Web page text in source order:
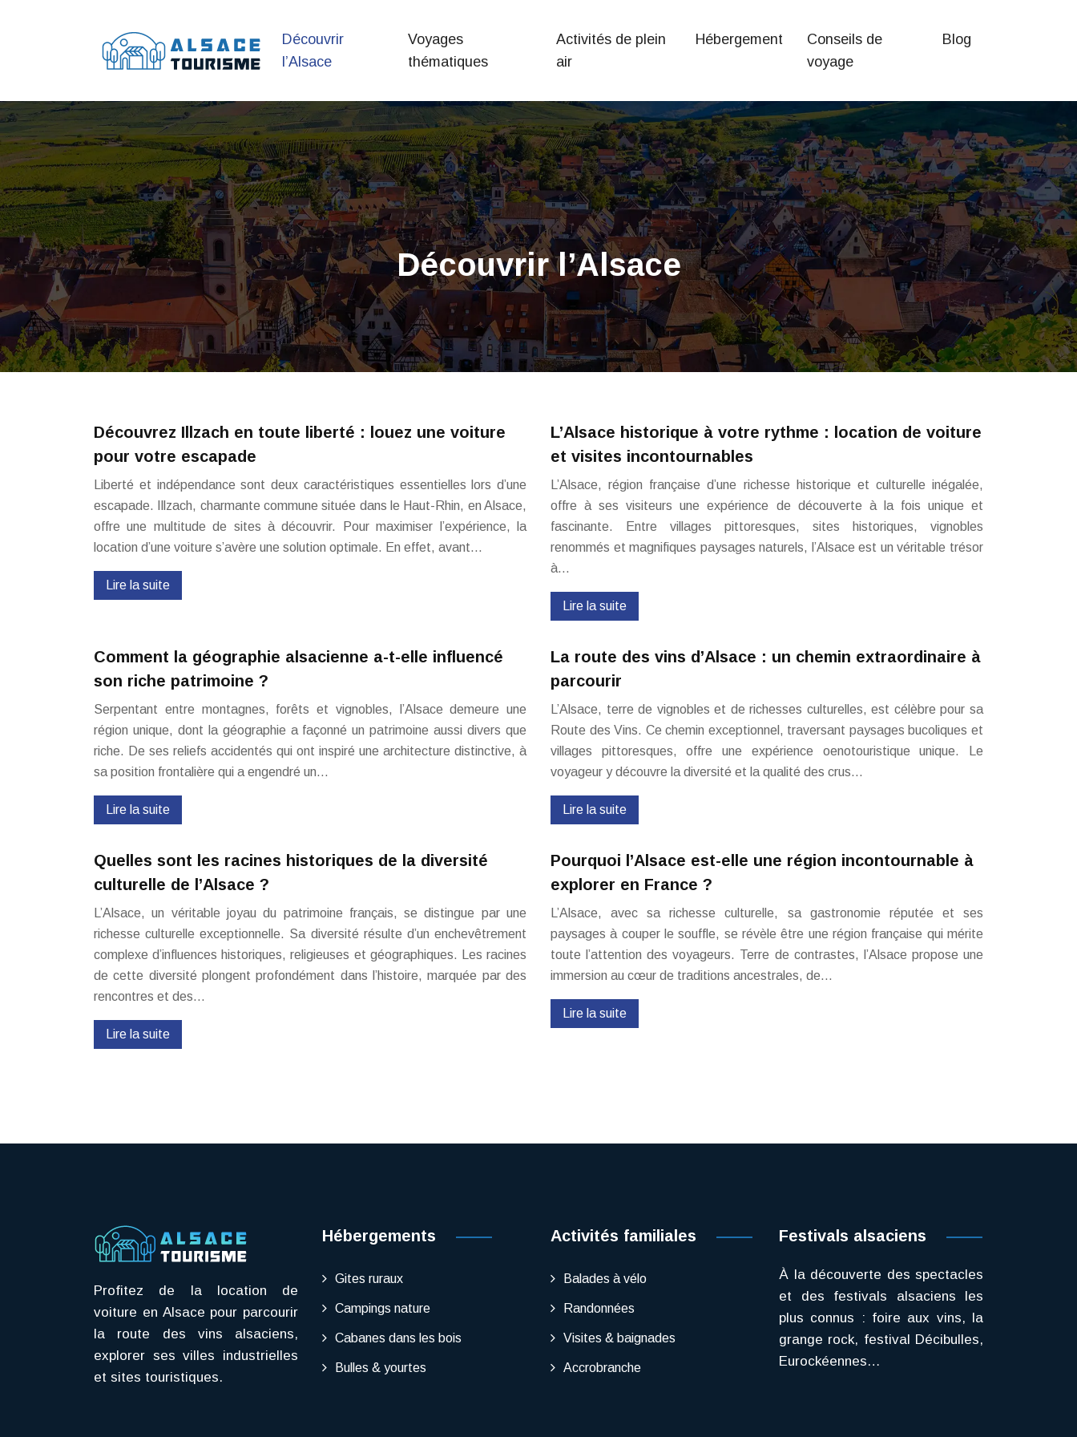
Découvrir
l’Alsace
Voyages
thématiques
Activités de plein
air
Hébergement
Conseils de
voyage
Blog
Découvrir l’Alsace
Découvrez Illzach en toute liberté : louez une voiture
pour votre escapade
Liberté et indépendance sont deux caractéristiques essentielles lors d’une
escapade. Illzach, charmante commune située dans le Haut-Rhin, en Alsace,
offre une multitude de sites à découvrir. Pour maximiser l’expérience, la
location d’une voiture s’avère une solution optimale. En effet, avant…
Lire la suite
L’Alsace historique à votre rythme : location de voiture
et visites incontournables
L’Alsace, région française d’une richesse historique et culturelle inégalée,
offre à ses visiteurs une expérience de découverte à la fois unique et
fascinante. Entre villages pittoresques, sites historiques, vignobles
renommés et magnifiques paysages naturels, l’Alsace est un véritable trésor
à…
Lire la suite
Comment la géographie alsacienne a-t-elle influencé
son riche patrimoine ?
Serpentant entre montagnes, forêts et vignobles, l’Alsace demeure une
région unique, dont la géographie a façonné un patrimoine aussi divers que
riche. De ses reliefs accidentés qui ont inspiré une architecture distinctive, à
sa position frontalière qui a engendré un…
Lire la suite
La route des vins d’Alsace : un chemin extraordinaire à
parcourir
L’Alsace, terre de vignobles et de richesses culturelles, est célèbre pour sa
Route des Vins. Ce chemin exceptionnel, traversant paysages bucoliques et
villages pittoresques, offre une expérience oenotouristique unique. Le
voyageur y découvre la diversité et la qualité des crus…
Lire la suite
Quelles sont les racines historiques de la diversité
culturelle de l’Alsace ?
L’Alsace, un véritable joyau du patrimoine français, se distingue par une
richesse culturelle exceptionnelle. Sa diversité résulte d’un enchevêtrement
complexe d’influences historiques, religieuses et géographiques. Les racines
de cette diversité plongent profondément dans l’histoire, marquée par des
rencontres et des…
Lire la suite
Pourquoi l’Alsace est-elle une région incontournable à
explorer en France ?
L’Alsace, avec sa richesse culturelle, sa gastronomie réputée et ses
paysages à couper le souffle, se révèle être une région française qui mérite
toute l’attention des voyageurs. Terre de contrastes, l’Alsace propose une
immersion au cœur de traditions ancestrales, de…
Lire la suite
Profitez de la location de
voiture en Alsace pour parcourir
la route des vins alsaciens,
explorer ses villes industrielles
et sites touristiques.
Hébergements
Gites ruraux
Campings nature
Cabanes dans les bois
Bulles & yourtes
Activités familiales
Balades à vélo
Randonnées
Visites & baignades
Accrobranche
Festivals alsaciens
À la découverte des spectacles
et des festivals alsaciens les
plus connus : foire aux vins, la
grange rock, festival Décibulles,
Eurockéennes…